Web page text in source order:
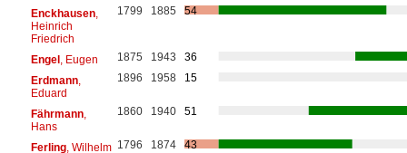
Enckhausen,
Heinrich
Friedrich
1799 1885 54
Engel, Eugen 1875 1943
36
Erdmann,
Eduard
1896 1958 15
Fährmann,
Hans
1860 1940 51
Ferling, Wilhelm 1796 1874
43